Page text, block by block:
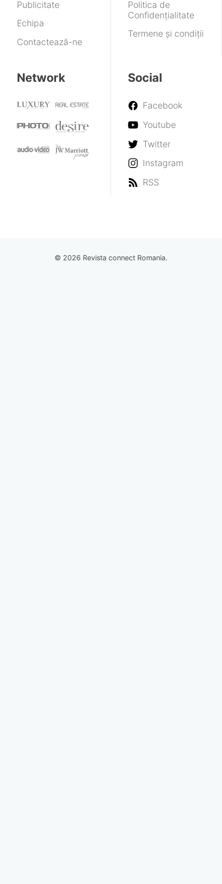
Publicitate
Echipa
Contactează-ne
Politica de
Confidențialitate
Termene și condiții
Network Social
Facebook
Youtube
Twitter
Instagram
RSS
© 2026 Revista connect Romania.